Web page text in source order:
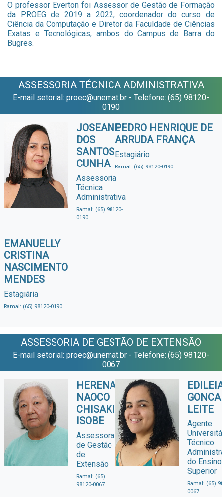
O professor Everton foi Assessor de Gestão de Formação
da PROEG de 2019 a 2022, coordenador do curso de
Ciência da Computação e Diretor da Faculdade de Ciências
Exatas e Tecnológicas, ambos do Campus de Barra do
Bugres.
ASSESSORIA TÉCNICA ADMINISTRATIVA
E-mail setorial: proec@unemat.br - Telefone: (65) 98120-
0190
JOSEANE
DOS
SANTOS
CUNHA
Assessoria
Técnica
Administrativa
Ramal: (65) 98120-
0190
PEDRO HENRIQUE DE
ARRUDA FRANÇA
Estagiário
Ramal: (65) 98120-0190
EMANUELLY
CRISTINA
NASCIMENTO
MENDES
Estagiária
Ramal: (65) 98120-0190
ASSESSORIA DE GESTÃO DE EXTENSÃO
E-mail setorial: proec@unemat.br - Telefone: (65) 98120-
0067
HERENA
NAOCO
CHISAKI
ISOBE
Assessora
de Gestão
de
Extensão
Ramal: (65)
98120-0067
LEITE
Agente
Técnico
do Ensino
Superior
Ramal: (65)
0067